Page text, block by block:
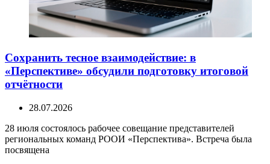
Сохранить тесное взаимодействие: в
«Перспективе» обсудили подготовку итоговой
отчётности
28.07.2026
28 июля состоялось рабочее совещание представителей
региональных команд РООИ «Перспектива». Встреча была
посвящена